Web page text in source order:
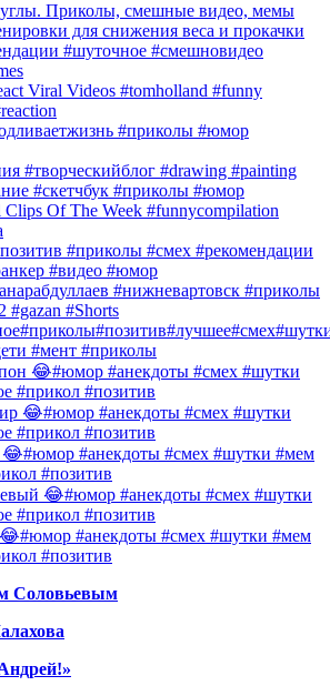
Приколы, смешные видео, мемы
для снижения веса и прокачки
#шуточное #смешновидео
Viral Videos #tomholland #funny
#приколы #юмор
#творческийблог #drawing #painting
#скетчбук #приколы #юмор
Clips Of The Week #funnycompilation
#приколы #смех #рекомендации
#видео #юмор
#нижневартовск #приколы
#gazan #Shorts
#мент #приколы
😂#юмор #анекдоты #смех #шутки
#прикол #позитив
😂#юмор #анекдоты #смех #шутки
#прикол #позитив
😂#юмор #анекдоты #смех #шутки #мем
#позитив
😂#юмор #анекдоты #смех #шутки
#прикол #позитив
#анекдоты #смех #шутки #мем
#позитив
Соловьевым